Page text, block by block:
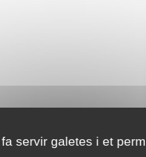
servir galetes i et